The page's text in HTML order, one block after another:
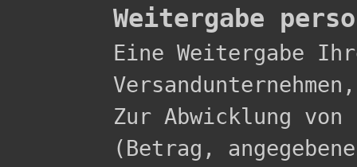
Weitergabe
Eine Weitergabe
Zur Abwicklung von
(Betrag,